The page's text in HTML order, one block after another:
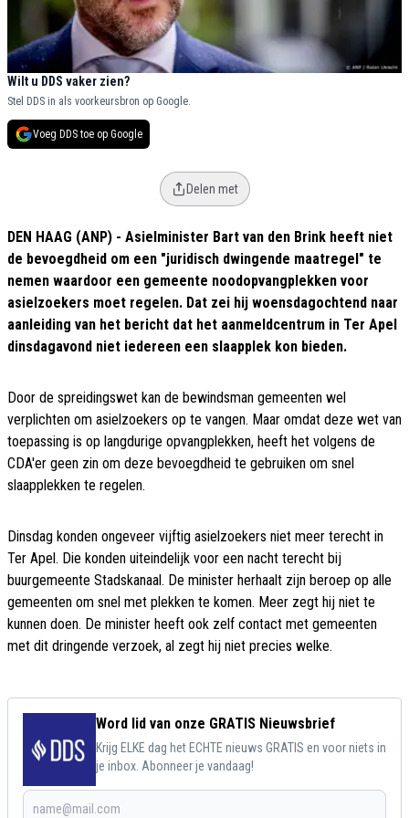
Wilt u DDS vaker zien?
Stel DDS in als voorkeursbron op Google.
Voeg DDS toe op Google
Delen met
DEN HAAG (ANP) - Asielminister Bart van den Brink heeft niet
de bevoegdheid om een "juridisch dwingende maatregel" te
nemen waardoor een gemeente noodopvangplekken voor
asielzoekers moet regelen. Dat zei hij woensdagochtend naar
aanleiding van het bericht dat het aanmeldcentrum in Ter Apel
dinsdagavond niet iedereen een slaapplek kon bieden.
Door de spreidingswet kan de bewindsman gemeenten wel
verplichten om asielzoekers op te vangen. Maar omdat deze wet van
toepassing is op langdurige opvangplekken, heeft het volgens de
CDA'er geen zin om deze bevoegdheid te gebruiken om snel
slaapplekken te regelen.
Dinsdag konden ongeveer vijftig asielzoekers niet meer terecht in
Ter Apel. Die konden uiteindelijk voor een nacht terecht bij
buurgemeente Stadskanaal. De minister herhaalt zijn beroep op alle
gemeenten om snel met plekken te komen. Meer zegt hij niet te
kunnen doen. De minister heeft ook zelf contact met gemeenten
met dit dringende verzoek, al zegt hij niet precies welke.
Word lid van onze GRATIS Nieuwsbrief
Krijg ELKE dag het ECHTE nieuws GRATIS en voor niets in
je inbox. Abonneer je vandaag!